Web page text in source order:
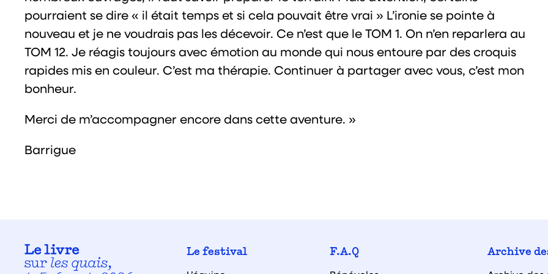
pourraient se dire « il était temps et si cela pouvait être vrai » L’ironie se pointe à
nouveau et je ne voudrais pas les décevoir. Ce n’est que le TOM 1. On n’en reparlera au
TOM 12. Je réagis toujours avec émotion au monde qui nous entoure par des croquis
rapides mis en couleur. C’est ma thérapie. Continuer à partager avec vous, c’est mon
bonheur.
Merci de m’accompagner encore dans cette aventure. »
Barrigue
Le festival F.A.Q Archive